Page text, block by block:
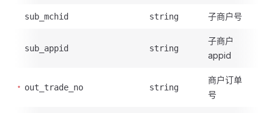
sub_mchid string 子商户号
sub_appid string
子商户
appid
out_trade_no string
商户订单
号